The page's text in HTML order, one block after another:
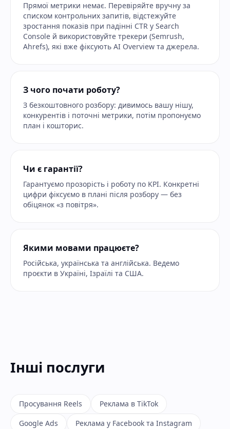
Прямої метрики немає. Перевіряйте вручну за
списком контрольних запитів, відстежуйте
зростання показів при падінні CTR у Search
Console й використовуйте трекери (Semrush,
Ahrefs), які вже фіксують AI Overview та джерела.
З чого почати роботу?
З безкоштовного розбору: дивимось вашу нішу,
конкурентів і поточні метрики, потім пропонуємо
план і кошторис.
Чи є гарантії?
Гарантуємо прозорість і роботу по KPI. Конкретні
цифри фіксуємо в плані після розбору — без
обіцянок «з повітря».
Якими мовами працюєте?
Російська, українська та англійська. Ведемо
проєкти в Україні, Ізраїлі та США.
Інші послуги
Просування Reels
Реклама в TikTok
Google Ads
Реклама у Facebook та Instagram